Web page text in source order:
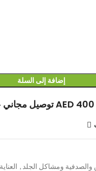
إضافة إلى السلة
والصدفية ومشاكل الجلد ,